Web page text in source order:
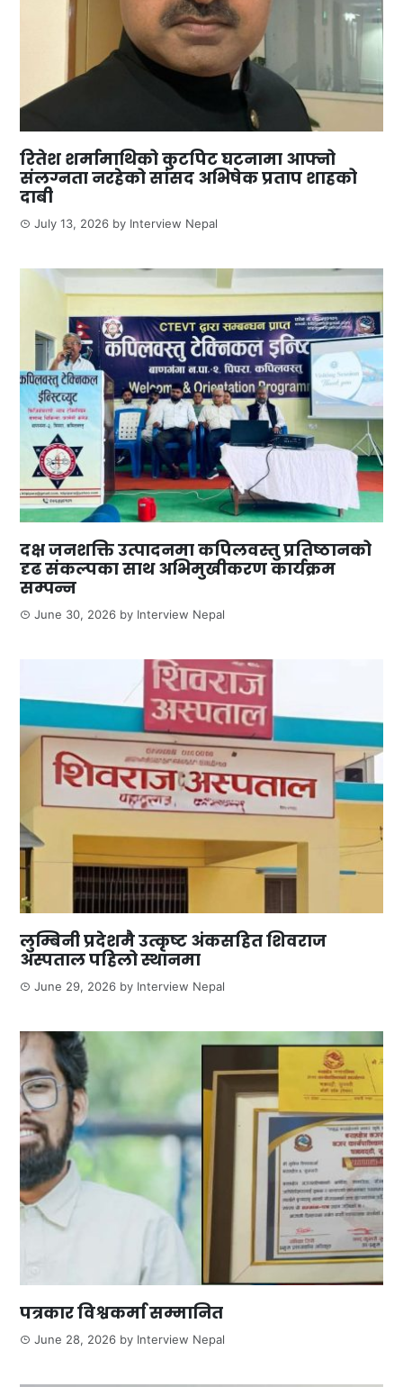
रितेश शर्मामाथिको कुटपिट घटनामा आफ्नो
संलग्नता नरहेको सांसद अभिषेक प्रताप शाहको
दाबी
July 13, 2026 by Interview Nepal
दक्ष जनशक्ति उत्पादनमा कपिलवस्तु प्रतिष्ठानको
दृढ संकल्पका साथ अभिमुखीकरण कार्यक्रम
सम्पन्न
June 30, 2026 by Interview Nepal
लुम्बिनी प्रदेशमै उत्कृष्ट अंकसहित शिवराज
अस्पताल पहिलो स्थानमा
June 29, 2026 by Interview Nepal
पत्रकार विश्वकर्मा सम्मानित
June 28, 2026 by Interview Nepal